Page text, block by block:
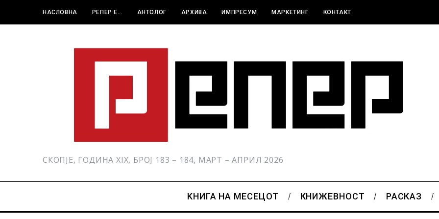
НАСЛОВНА РЕПЕР Е… АНТОЛОГ АРХИВА ИМПРЕСУМ МАРКЕТИНГ КОНТАКТ
СКОПЈЕ, ГОДИНА XIX, БРОЈ 183 – 184, МАРТ – АПРИЛ 2026
KНИГА НА МЕСЕЦОТ КНИЖЕВНОСТ РАСКАЗ